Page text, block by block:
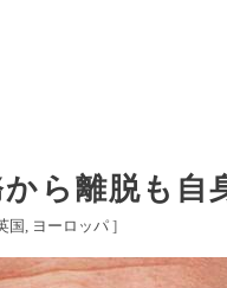
ら離脱も自
国 ヨーロッパ ]